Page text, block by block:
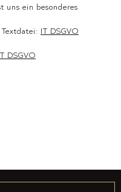
uns ein besonderes
IT DSGVO
DSGVO